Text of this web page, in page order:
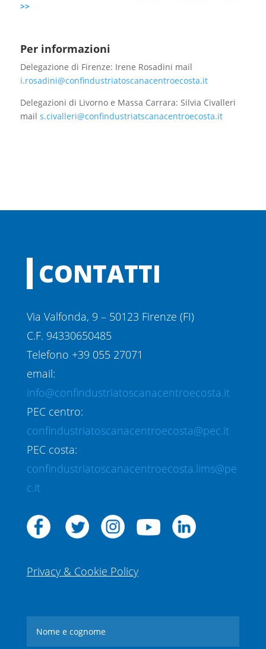
>>
Per informazioni
Delegazione di Firenze: Irene Rosadini mail
i.rosadini@confindustriatoscanacentroecosta.it
Delegazioni di Livorno e Massa Carrara: Silvia Civalleri
mail s.civalleri@confindustriatscanacentroecosta.it
CONTATTI
Via Valfonda, 9 – 50123 Firenze (FI)
C.F. 94330650485
Telefono +39 055 27071
email:
info@confindustriatoscanacentroecosta.it
PEC centro:
confindustriatoscanacentroecosta@pec.it
PEC costa:
confindustriatoscanacentroecosta.lims@pe
c.it
Privacy & Cookie Policy